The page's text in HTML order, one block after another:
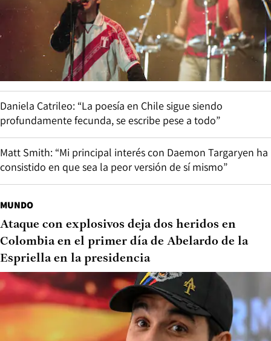
Daniela Catrileo: “La poesía en Chile sigue siendo
profundamente fecunda, se escribe pese a todo”
Matt Smith: “Mi principal interés con Daemon Targaryen ha
consistido en que sea la peor versión de sí mismo”
MUNDO
Ataque con explosivos deja dos heridos en
Colombia en el primer día de Abelardo de la
Espriella en la presidencia